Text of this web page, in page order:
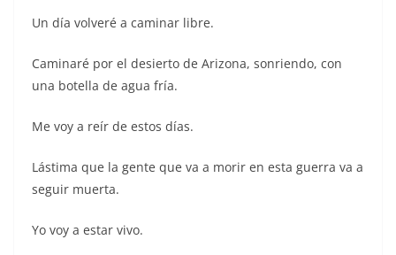
Un día volveré a caminar libre.
Caminaré por el desierto de Arizona, sonriendo, con
una botella de agua fría.
Me voy a reír de estos días.
Lástima que la gente que va a morir en esta guerra va a
seguir muerta.
Yo voy a estar vivo.